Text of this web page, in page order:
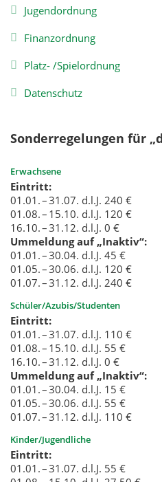
Jugendordnung
Finanzordnung
Platz- /Spielordnung
Datenschutz
Sonderregelungen für
Erwachsene
Eintritt:
01.01. – 31.07. d.l.J. 240 €
01.08. – 15.10. d.l.J. 120 €
16.10. – 31.12. d.l.J. 0 €
Ummeldung auf „Inaktiv“:
01.01. – 30.04. d.l.J. 45 €
01.05. – 30.06. d.l.J. 120 €
01.07. – 31.12. d.l.J. 240 €
Schüler/Azubis/Studenten
Eintritt:
01.01. – 31.07. d.l.J. 110 €
01.08. – 15.10. d.l.J. 55 €
16.10. – 31.12. d.l.J. 0 €
Ummeldung auf „Inaktiv“:
01.01. – 30.04. d.l.J. 15 €
01.05. – 30.06. d.l.J. 55 €
01.07. – 31.12. d.l.J. 110 €
Kinder/Jugendliche
Eintritt:
01.01. – 31.07. d.l.J. 55 €